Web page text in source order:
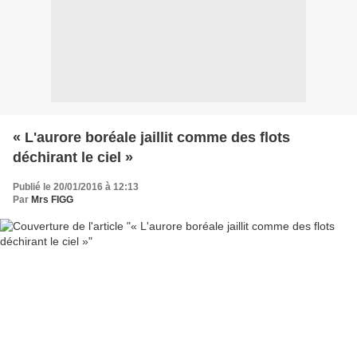
« L'aurore boréale jaillit comme des flots
déchirant le ciel »
Publié le 20/01/2016 à 12:13
Par Mrs FIGG